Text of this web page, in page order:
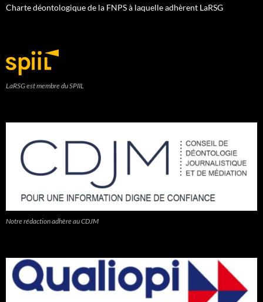
Charte déontologique de la FNPS à laquelle adhèrent LaRSG
LaRSG est membre du SPIIL
Notre rédaction adhère au CDJM